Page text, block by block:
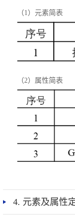
（1）元素简表
（2）属性简表
4. 元素及属性